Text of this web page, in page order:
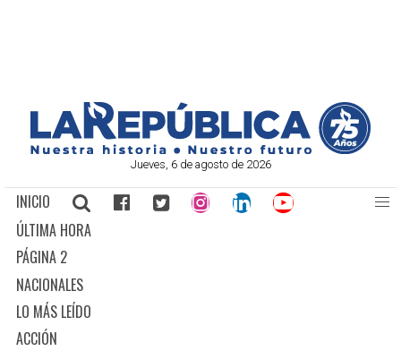
Jueves, 6 de agosto de 2026
INICIO
ÚLTIMA HORA
PÁGINA 2
NACIONALES
LO MÁS LEÍDO
ACCIÓN